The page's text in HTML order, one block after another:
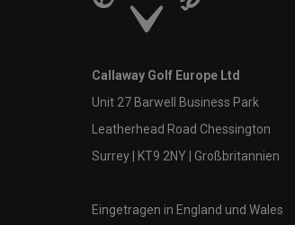
Callaway Golf Europe Ltd
Unit 27 Barwell Business Park
Leatherhead Road Chessington
Surrey | KT9 2NY | Großbritannien
Eingetragen in England und Wales